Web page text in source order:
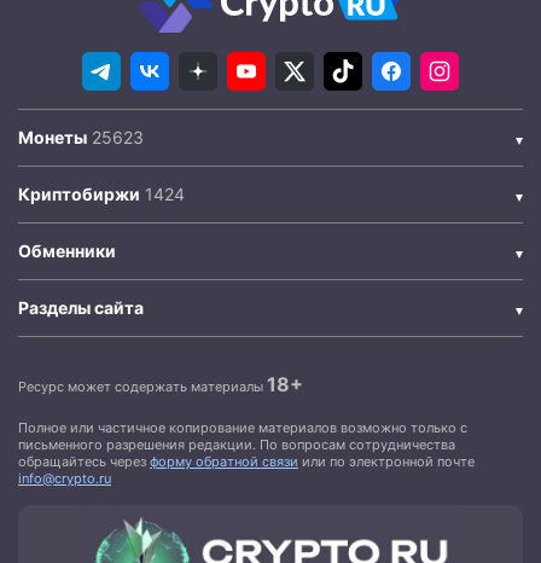
Монеты
Криптобиржи
Обменники
Разделы сайта
Ресурс может содержать материалы 18+
Полное или частичное копирование материалов возможно только с
письменного разрешения редакции. По вопросам сотрудничества
обращайтесь через форму обратной связи или по электронной почте
info@crypto.ru